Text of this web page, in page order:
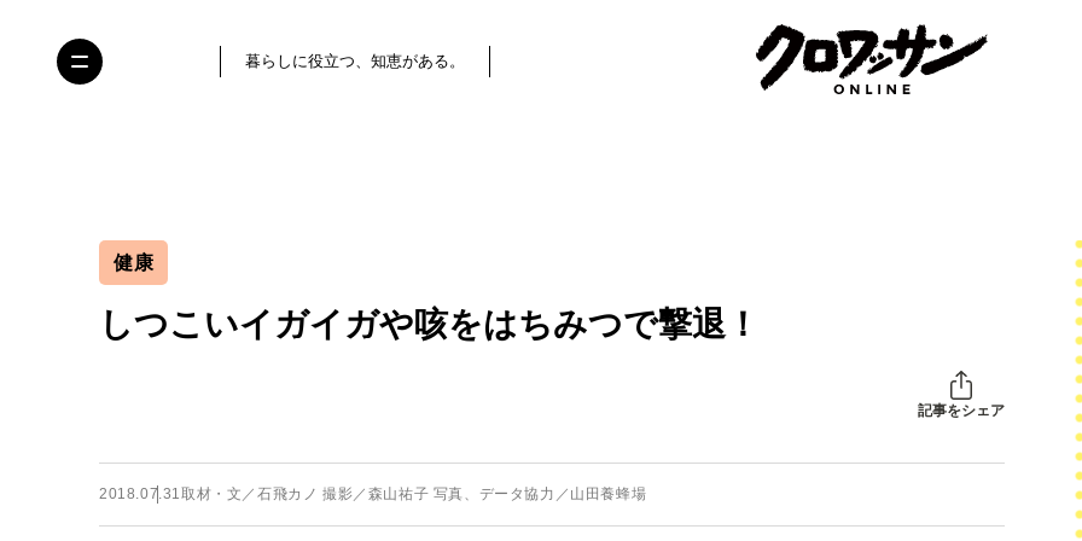
暮らしに役立つ、知恵がある。
健康
しつこいイガイガや咳をはちみつで撃退！
記事をシェア
2018.07.31取材・文／石飛カノ 撮影／森山祐子 写真、データ協力／山田養蜂場